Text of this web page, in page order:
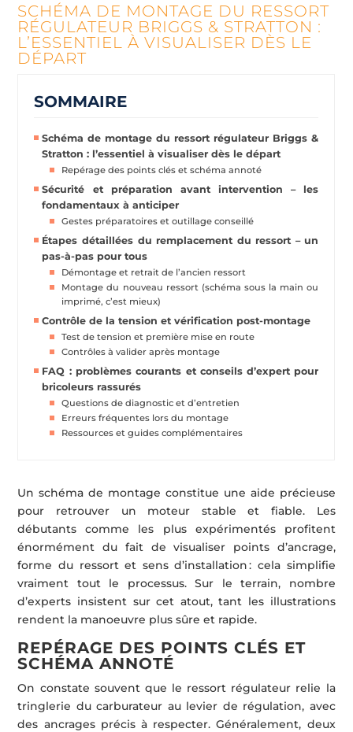
SCHÉMA DE MONTAGE DU RESSORT
RÉGULATEUR BRIGGS & STRATTON :
L’ESSENTIEL À VISUALISER DÈS LE
DÉPART
SOMMAIRE
Schéma de montage du ressort régulateur Briggs &
Stratton : l’essentiel à visualiser dès le départ
Repérage des points clés et schéma annoté
Sécurité et préparation avant intervention – les
fondamentaux à anticiper
Gestes préparatoires et outillage conseillé
Étapes détaillées du remplacement du ressort – un
pas-à-pas pour tous
Démontage et retrait de l’ancien ressort
Montage du nouveau ressort (schéma sous la main ou
imprimé, c’est mieux)
Contrôle de la tension et vérification post-montage
Test de tension et première mise en route
Contrôles à valider après montage
FAQ : problèmes courants et conseils d’expert pour
bricoleurs rassurés
Questions de diagnostic et d’entretien
Erreurs fréquentes lors du montage
Ressources et guides complémentaires
Un schéma de montage constitue une aide précieuse
pour retrouver un moteur stable et fiable. Les
débutants comme les plus expérimentés profitent
énormément du fait de visualiser points d’ancrage,
forme du ressort et sens d’installation : cela simplifie
vraiment tout le processus. Sur le terrain, nombre
d’experts insistent sur cet atout, tant les illustrations
rendent la manoeuvre plus sûre et rapide.
REPÉRAGE DES POINTS CLÉS ET
SCHÉMA ANNOTÉ
On constate souvent que le ressort régulateur relie la
tringlerie du carburateur au levier de régulation, avec
des ancrages précis à respecter. Généralement, deux